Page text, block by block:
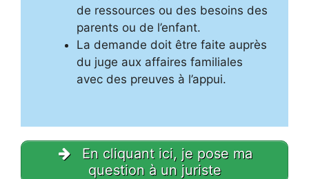
de ressources ou des besoins des
parents ou de l’enfant.
La demande doit être faite auprès
du juge aux affaires familiales
avec des preuves à l’appui.
En cliquant ici, je pose ma
question à un juriste